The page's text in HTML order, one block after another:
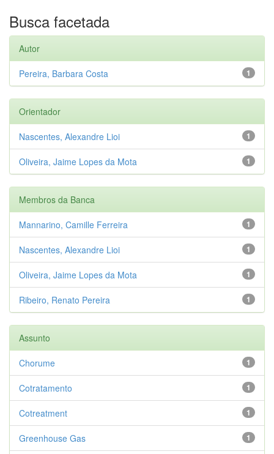
Busca facetada
Autor
1
Pereira, Barbara Costa
Orientador
1
Nascentes, Alexandre Lioi
1
Oliveira, Jaime Lopes da Mota
Membros da Banca
1
Mannarino, Camille Ferreira
1
Nascentes, Alexandre Lioi
1
Oliveira, Jaime Lopes da Mota
1
Ribeiro, Renato Pereira
Assunto
1
Chorume
1
Cotratamento
1
Cotreatment
1
Greenhouse Gas